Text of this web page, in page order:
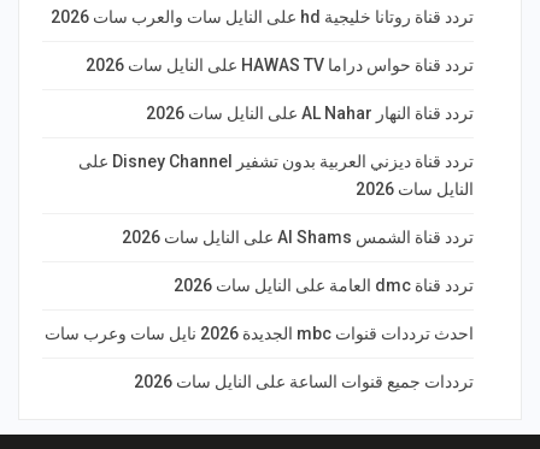
تردد قناة روتانا خليجية hd على النايل سات والعرب سات 2026
تردد قناة حواس دراما HAWAS TV على النايل سات 2026
تردد قناة النهار AL Nahar على النايل سات 2026
تردد قناة ديزني العربية بدون تشفير Disney Channel على
النايل سات 2026
تردد قناة الشمس Al Shams على النايل سات 2026
تردد قناة dmc العامة على النايل سات 2026
احدث ترددات قنوات mbc الجديدة 2026 نايل سات وعرب سات
ترددات جميع قنوات الساعة على النايل سات 2026